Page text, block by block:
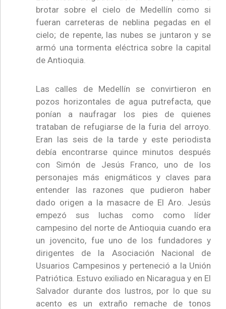
brotar sobre el cielo de Medellín como si
fueran carreteras de neblina pegadas en el
cielo; de repente, las nubes se juntaron y se
armó una tormenta eléctrica sobre la capital
de Antioquia.
Las calles de Medellín se convirtieron en
pozos horizontales de agua putrefacta, que
ponían a naufragar los pies de quienes
trataban de refugiarse de la furia del arroyo.
Eran las seis de la tarde y este periodista
debía encontrarse quince minutos después
con Simón de Jesús Franco, uno de los
personajes más enigmáticos y claves para
entender las razones que pudieron haber
dado origen a la masacre de El Aro. Jesús
empezó sus luchas como como líder
campesino del norte de Antioquia cuando era
un jovencito, fue uno de los fundadores y
dirigentes de la Asociación Nacional de
Usuarios Campesinos y perteneció a la Unión
Patriótica. Estuvo exiliado en Nicaragua y en El
Salvador durante dos lustros, por lo que su
acento es un extraño remache de tonos